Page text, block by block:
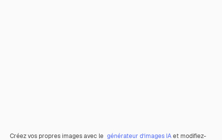
Créez vos propres images avec le générateur d’images IAet modifiez-